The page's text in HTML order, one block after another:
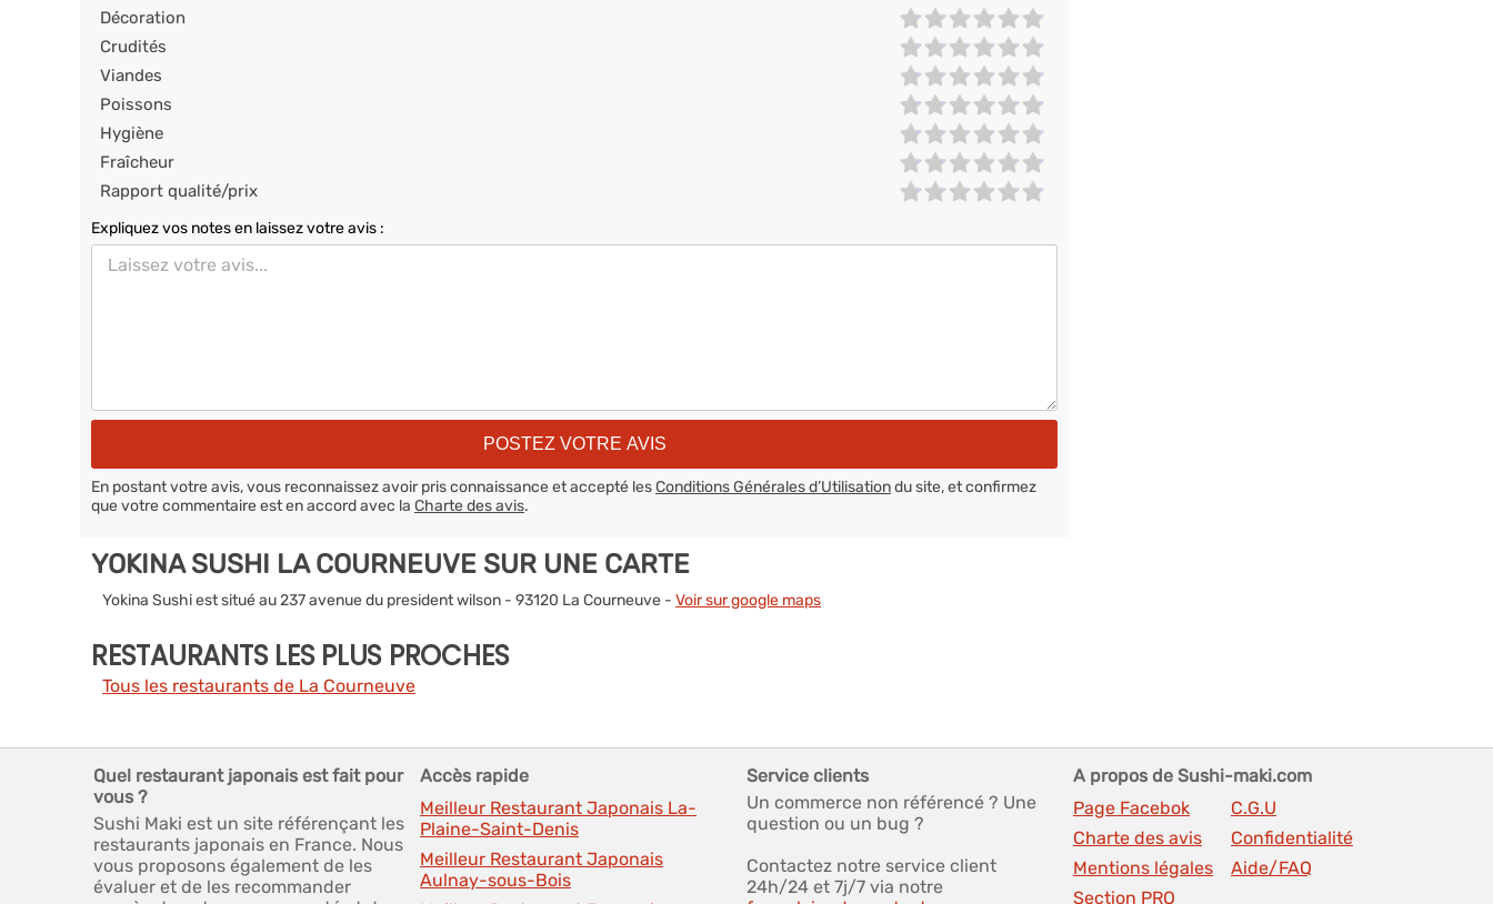
Décoration
Crudités
Viandes
Poissons
Hygiène
Fraîcheur
Rapport qualité/prix
Expliquez vos notes en laissez votre avis :
En postant votre avis, vous reconnaissez avoir pris connaissance et accepté lesConditions Générales d’Utilisationdu site, et confirmez
que votre commentaire est en accord avec la Charte des avis.
YOKINA SUSHI LA COURNEUVE SUR UNE CARTE
Yokina Sushi est situé au 237 avenue du president wilson - 93120 La Courneuve - Voir sur google maps
RESTAURANTS LES PLUS PROCHES
Tous les restaurants de La Courneuve
Quel restaurant japonais est fait pour
vous ?
Sushi Maki est un site référençant les
restaurants japonais en France. Nous
vous proposons également de les
évaluer et de les recommander
Accès rapide
Meilleur Restaurant Japonais La-
Plaine-Saint-Denis
Meilleur Restaurant Japonais
Aulnay-sous-Bois
Service clients
Un commerce non référencé ? Une
question ou un bug ?
Contactez notre service client
24h/24 et 7j/7 via notre
A propos de Sushi-maki.com
Page Facebok
C.G.U
Charte des avis
Confidentialité
Mentions légales
Aide/FAQ
Section PRO